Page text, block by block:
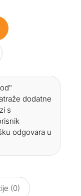
dodatne
s
odgovara u
(0)